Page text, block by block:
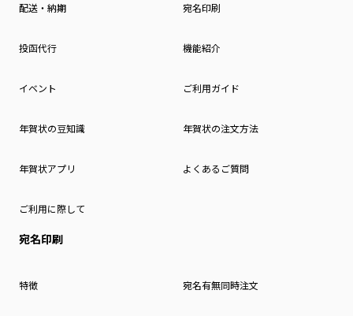
配送・納期 宛名印刷
投函代行 機能紹介
イベント ご利用ガイド
年賀状の豆知識 年賀状の注文方法
年賀状アプリ よくあるご質問
ご利用に際して
宛名印刷
特徴 宛名有無同時注文